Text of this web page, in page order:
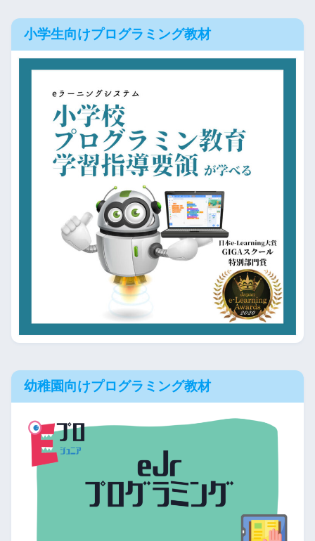
小学生向けプログラミング教材
幼稚園向けプログラミング教材